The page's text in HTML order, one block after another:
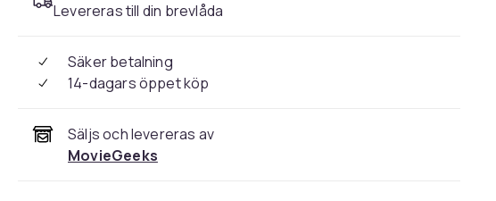
Levereras till din brevlåda
Säker betalning
14-dagars öppet köp
Säljs och levereras av
MovieGeeks